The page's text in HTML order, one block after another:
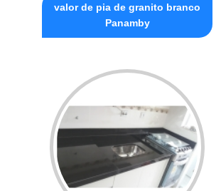
valor de pia de granito branco
Panamby